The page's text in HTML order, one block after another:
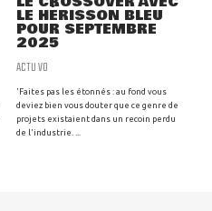
LE HÉRISSON BLEU
POUR SEPTEMBRE
2025
ACTU VO
'Faites pas les étonnés : au fond vous
deviez bien vous douter que ce genre de
projets existaient dans un recoin perdu
de l'industrie. ...